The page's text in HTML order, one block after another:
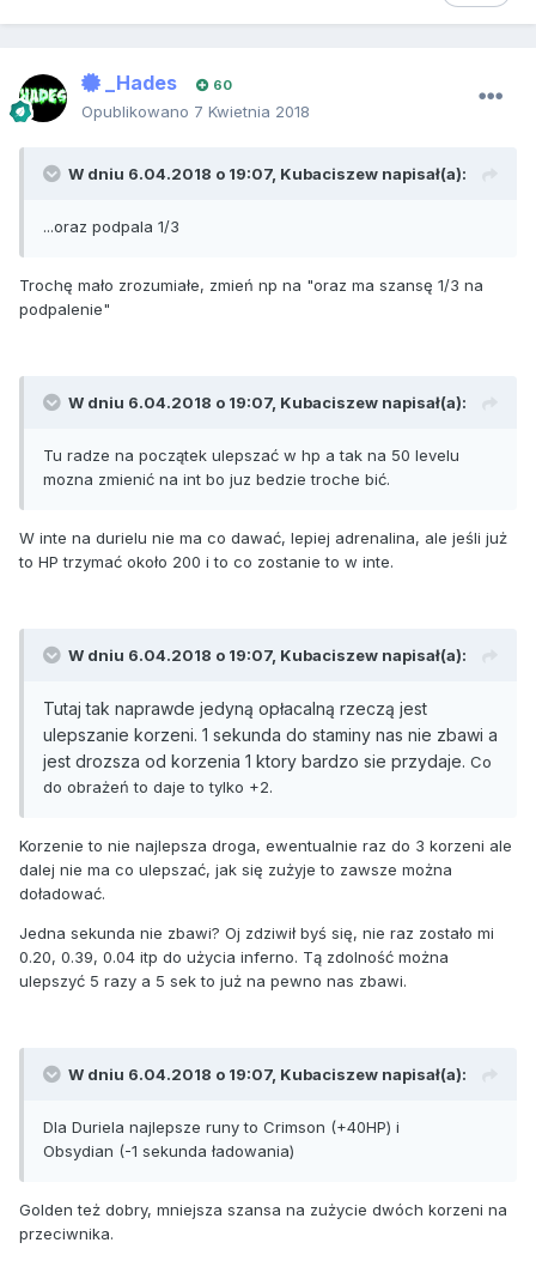
_Hades 60
Opublikowano 7 Kwietnia 2018
W dniu 6.04.2018 o 19:07, Kubaciszew napisał(a):
...oraz podpala 1/3
Trochę mało zrozumiałe, zmień np na "oraz ma szansę 1/3 na
podpalenie"
W dniu 6.04.2018 o 19:07, Kubaciszew napisał(a):
Tu radze na początek ulepszać w hp a tak na 50 levelu
mozna zmienić na int bo juz bedzie troche bić.
W inte na durielu nie ma co dawać, lepiej adrenalina, ale jeśli już
to HP trzymać około 200 i to co zostanie to w inte.
W dniu 6.04.2018 o 19:07, Kubaciszew napisał(a):
Tutaj tak naprawde jedyną opłacalną rzeczą jest
ulepszanie korzeni. 1 sekunda do staminy nas nie zbawi a
jest drozsza od korzenia 1 ktory bardzo sie przydaje. Co
do obrażeń to daje to tylko +2.
Korzenie to nie najlepsza droga, ewentualnie raz do 3 korzeni ale
dalej nie ma co ulepszać, jak się zużyje to zawsze można
doładować.
Jedna sekunda nie zbawi? Oj zdziwił byś się, nie raz zostało mi
0.20, 0.39, 0.04 itp do użycia inferno. Tą zdolność można
ulepszyć 5 razy a 5 sek to już na pewno nas zbawi.
W dniu 6.04.2018 o 19:07, Kubaciszew napisał(a):
Dla Duriela najlepsze runy to Crimson (+40HP) i
Obsydian (-1 sekunda ładowania)
Golden też dobry, mniejsza szansa na zużycie dwóch korzeni na
przeciwnika.